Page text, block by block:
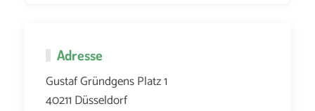
Adresse
Gustaf Gründgens Platz 1
40211 Düsseldorf